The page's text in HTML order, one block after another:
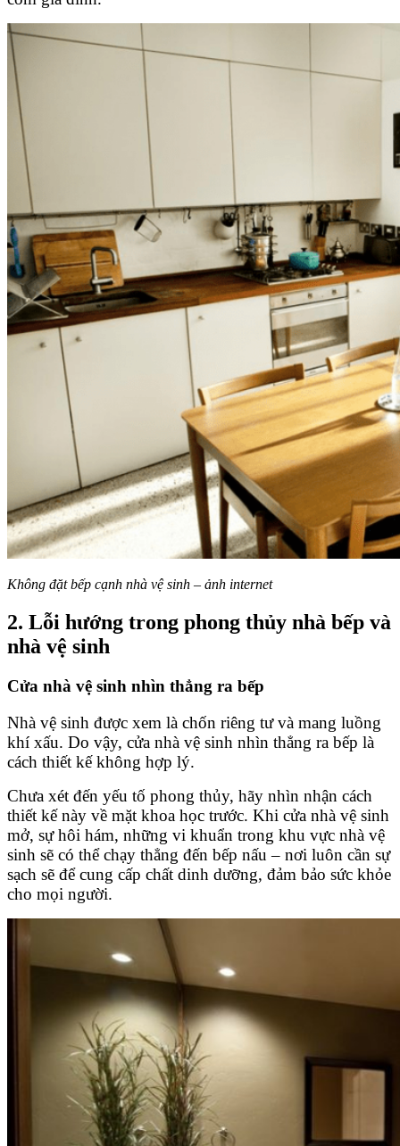
Không đặt bếp cạnh nhà vệ sinh – ảnh internet
2. Lỗi hướng trong phong thủy nhà bếp và
nhà vệ sinh
Cửa nhà vệ sinh nhìn thẳng ra bếp
Nhà vệ sinh được xem là chốn riêng tư và mang luồng
khí xấu. Do vậy, cửa nhà vệ sinh nhìn thẳng ra bếp là
cách thiết kế không hợp lý.
Chưa xét đến yếu tố phong thủy, hãy nhìn nhận cách
thiết kế này về mặt khoa học trước. Khi cửa nhà vệ sinh
mở, sự hôi hám, những vi khuẩn trong khu vực nhà vệ
sinh sẽ có thể chạy thẳng đến bếp nấu – nơi luôn cần sự
sạch sẽ để cung cấp chất dinh dưỡng, đảm bảo sức khỏe
cho mọi người.